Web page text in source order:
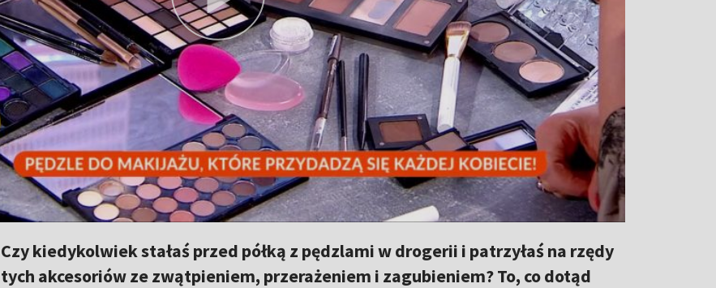
Czy kiedykolwiek stałaś przed półką z pędzlami w drogerii i patrzyłaś na rzędy
tych akcesoriów ze zwątpieniem, przerażeniem i zagubieniem? To, co dotąd